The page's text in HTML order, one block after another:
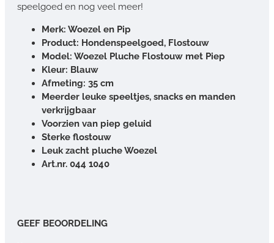
speelgoed en nog veel meer!
Merk: Woezel en Pip
Product: Hondenspeelgoed, Flostouw
Model: Woezel Pluche Flostouw met Piep
Kleur: Blauw
Afmeting: 35 cm
Meerder leuke speeltjes, snacks en manden
verkrijgbaar
Voorzien van piep geluid
Sterke flostouw
Leuk zacht pluche Woezel
Art.nr. 044 1040
GEEF BEOORDELING